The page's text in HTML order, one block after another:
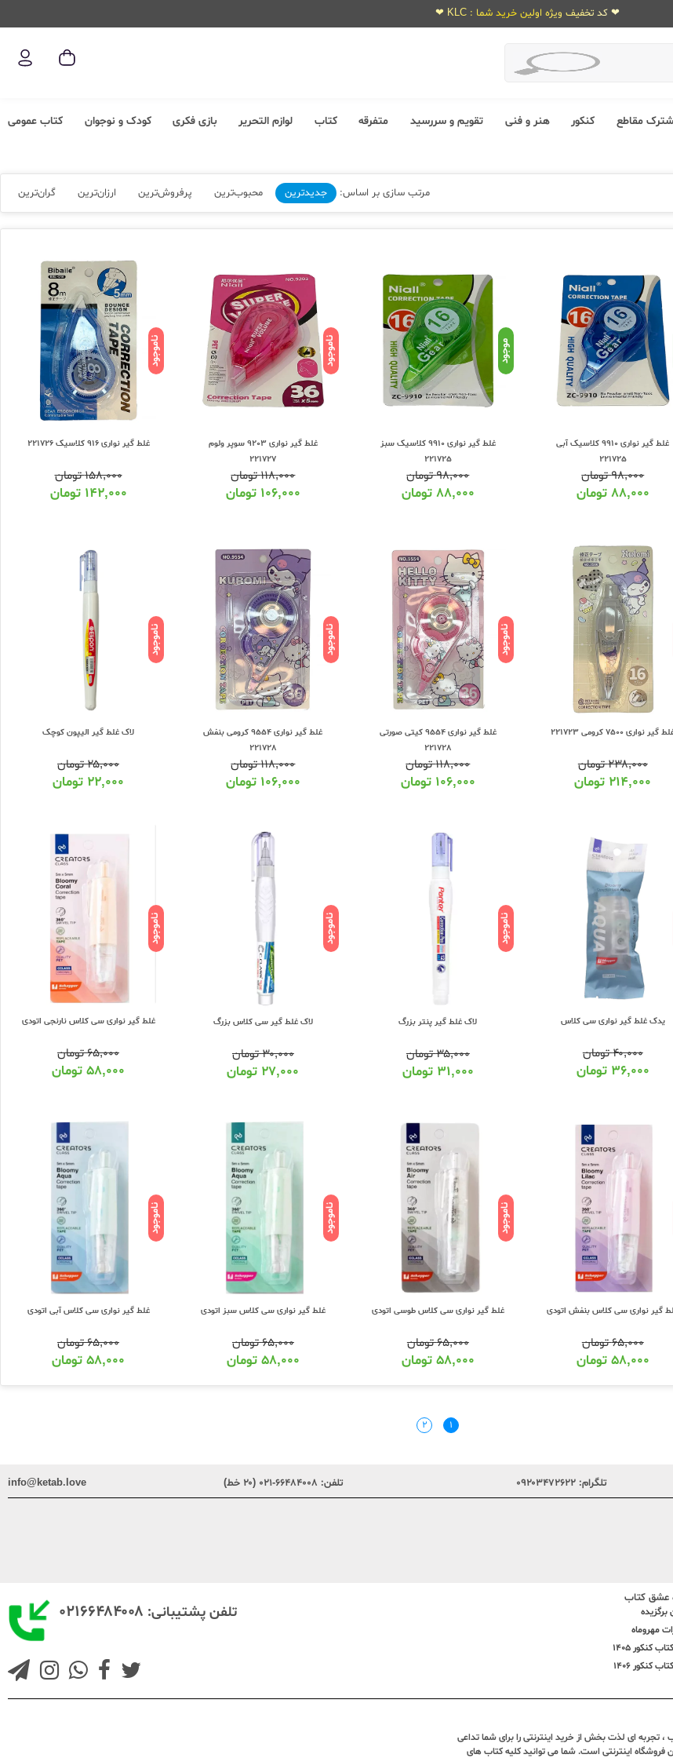
❤ کد تخفیف ویژه اولین خرید شما : KLC ❤
مقاطع کنکور هنر و فنی تقویم و سررسید متفرقه کتاب لوازم التحریر بازی فکری کودک و نوجوان کتاب عمومی
مرتب سازی بر اساس: جدیدترین محبوب‌ترین پرفروش‌ترین ارزان‌ترین گران‌ترین
غلط گیر نواری 9910 کلاسیک آبی
221725
۹۸,۰۰۰تومان
۸۸,۰۰۰ تومان
موجود
غلط گیر نواری 9910 کلاسیک سبز
221725
۹۸,۰۰۰تومان
۸۸,۰۰۰ تومان
ناموجود
غلط گیر نواری 9203 سوپر ولوم
221727
۱۱۸,۰۰۰تومان
۱۰۶,۰۰۰ تومان
ناموجود
غلط گیر نواری 916 کلاسیک 221726
۱۵۸,۰۰۰تومان
۱۴۲,۰۰۰ تومان
گیر نواری 7500 کرومی 221723
۲۳۸,۰۰۰تومان
۲۱۴,۰۰۰ تومان
ناموجود
غلط گیر نواری 9554 کیتی صورتی
221728
۱۱۸,۰۰۰تومان
۱۰۶,۰۰۰ تومان
ناموجود
غلط گیر نواری 9554 کرومی بنفش
221728
۱۱۸,۰۰۰تومان
۱۰۶,۰۰۰ تومان
ناموجود
لاک غلط گیر الیپون کوچک
۲۵,۰۰۰تومان
۲۲,۰۰۰ تومان
یدک غلط گیر نواری سی کلاس
۴۰,۰۰۰تومان
۳۶,۰۰۰ تومان
ناموجود
لاک غلط گیر پنتر بزرگ
۳۵,۰۰۰تومان
۳۱,۰۰۰ تومان
ناموجود
لاک غلط گیر سی کلاس بزرگ
۳۰,۰۰۰تومان
۲۷,۰۰۰ تومان
ناموجود
غلط گیر نواری سی کلاس نارنجی اتودی
۶۵,۰۰۰تومان
۵۸,۰۰۰تومان
گیر نواری سی کلاس بنفش اتودی
۶۵,۰۰۰تومان
۵۸,۰۰۰ تومان
ناموجود
غلط گیر نواری سی کلاس طوسی اتودی
۶۵,۰۰۰تومان
۵۸,۰۰۰ تومان
ناموجود
غلط گیر نواری سی کلاس سبز اتودی
۶۵,۰۰۰تومان
۵۸,۰۰۰ تومان
ناموجود
غلط گیر نواری سی کلاس آبی اتودی
۶۵,۰۰۰تومان
۵۸,۰۰۰تومان
۱ ۲
تلگرام: ۰۹۲۰۳۴۷۲۶۲۲ تلفن: ۶۶۴۸۴۰۰۸-۰۲۱ (۲۰ خط) info@ketab.love
عشق کتاب
برگزیده
مهروماه
کنکور 1405
کنکور 1406
تلفن پشتیبانی: ۰۲۱۶۶۴۸۴۰۰۸
تجربه ای لذت بخش از خرید اینترنتی را برای شما تداعی
ی این فروشگاه اینترنتی است. شما می توانید کلیه کتاب های